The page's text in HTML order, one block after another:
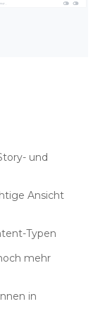
und
Ansicht
Typen
mehr
in